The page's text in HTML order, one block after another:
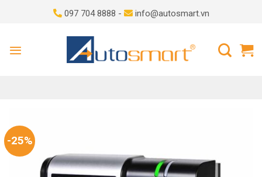
097 704 8888 - info@autosmart.vn
-25%